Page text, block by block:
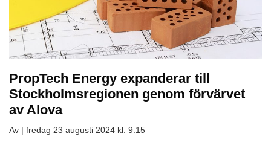
PropTech Energy expanderar till
Stockholmsregionen genom förvärvet
av Alova
Av | fredag 23 augusti 2024 kl. 9:15